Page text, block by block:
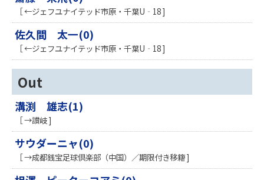
［ ←ジェフユナイテッド市原・千葉U‐18 ]
佐久間 太一(0)
［ ←ジェフユナイテッド市原・千葉U‐18 ]
Out
溝渕 雄志(1)
［ →讃岐 ]
サウダーニャ(0)
［ →成都銭宝足球倶楽部（中国）／期限付き移籍 ]